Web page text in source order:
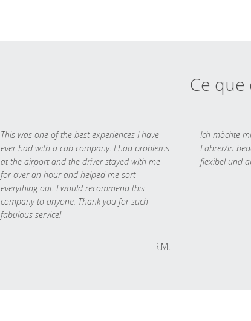
Ce que
This was one of the best experiences I have
ever had with a cab company. I had problems
at the airport and the driver stayed with me
for over an hour and helped me sort
everything out. I would recommend this
company to anyone. Thank you for such
fabulous service!
R.M.
Ich möchte
Fahrer/in
flexibel und